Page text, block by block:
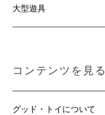
大型遊具
コンテンツを見る
グッド・トイについて